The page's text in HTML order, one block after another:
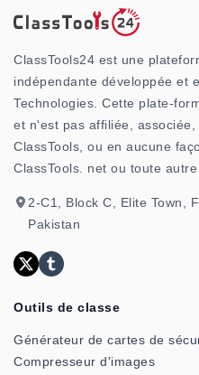
ClassTools24 est une
indépendante développée et
Technologies. Cette plate-
et n'est pas affiliée,
ClassTools, ou en aucune
ClassTools. net ou toute
2-C1, Block C, Elite Town,
Pakistan
Outils de classe
Générateur de cartes de
Compresseur d'images